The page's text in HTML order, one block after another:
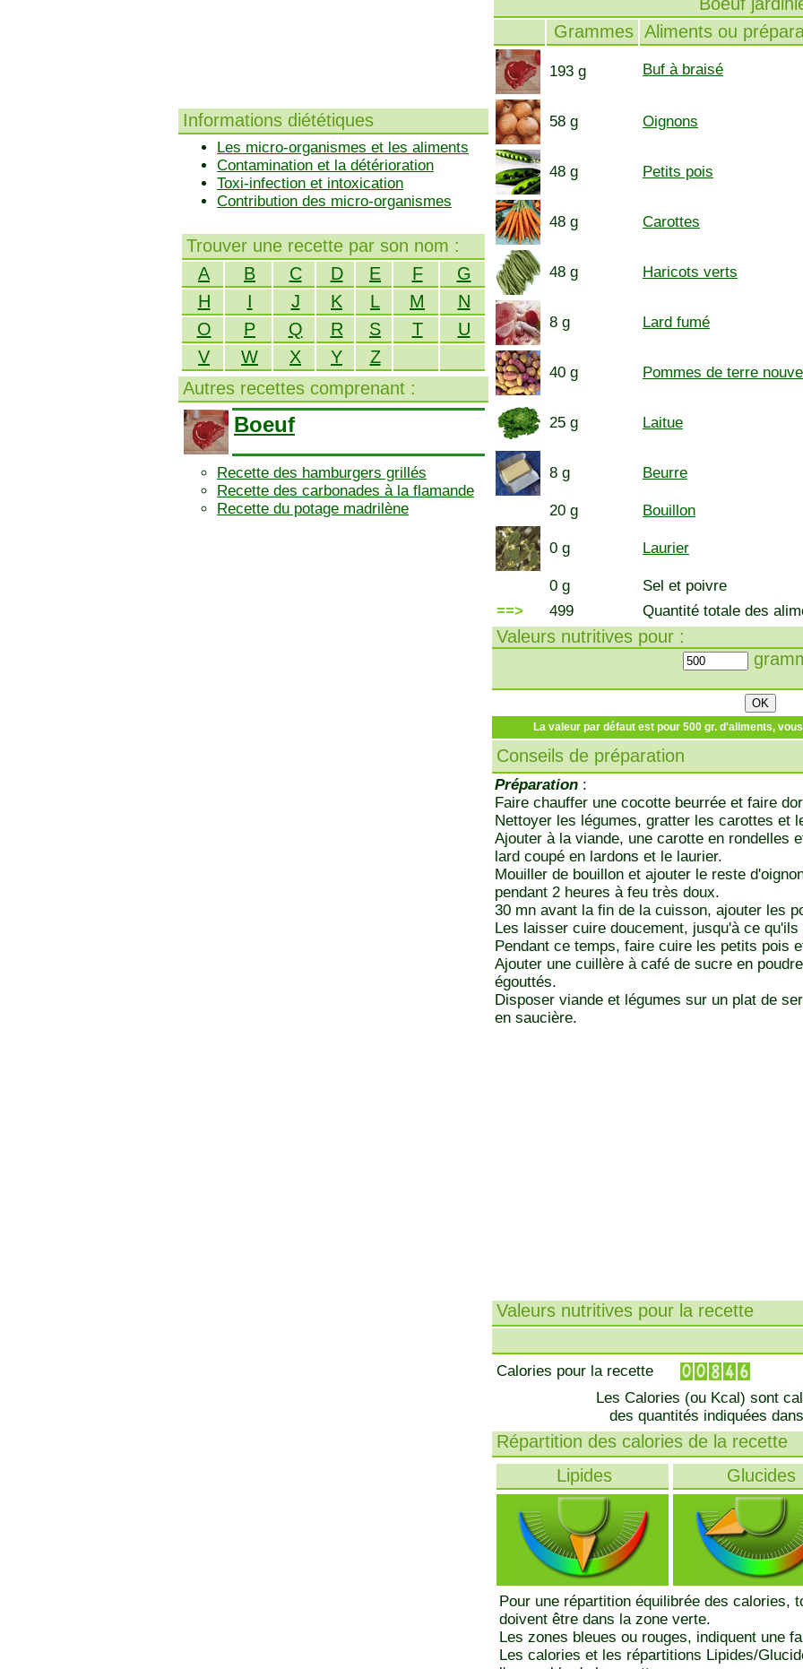
Informations diététiques
Les micro-organismes et les aliments
Contamination et la détérioration
Toxi-infection et intoxication
Contribution des micro-organismes
Trouver une recette par son nom :
A
B C D E F
G
H
I J K L M
N
O
P Q R S T
U
V
W X Y
Z
Autres recettes comprenant :
Boeuf
Recette des hamburgers grillés
Recette des carbonades à la flamande
Recette du potage madrilène
Grammes Aliments ou
193 g Buf à braisé
58 g Oignons
48 g Petits pois
48 g Carottes
48 g Haricots verts
8 g Lard fumé
40 g Pommes de terre
25 g Laitue
8 g Beurre
20 g Bouillon
0 g Laurier
0 g
Sel et poivre
==>
499 Quantité totale des
Valeurs nutritives pour :
La valeur par défaut est pour 500 gr. d'aliments,
Conseils de préparation
Préparation :
Faire chauffer une cocotte beurrée et faire
Nettoyer les légumes, gratter les carottes et
Ajouter à la viande, une carotte en rondelles
lard coupé en lardons et le laurier.
Mouiller de bouillon et ajouter le reste
pendant 2 heures à feu très doux.
30 mn avant la fin de la cuisson, ajouter les
Les laisser cuire doucement, jusqu'à ce
Pendant ce temps, faire cuire les petits pois
Ajouter une cuillère à café de sucre en
égouttés.
Disposer viande et légumes sur un plat de
en saucière.
Valeurs nutritives pour la recette
Calories pour la recette
Les Calories (ou Kcal) sont
des quantités indiquées
Répartition des calories de la recette
Lipides
Glucides
Pour une répartition équilibrée des calories,
doivent être dans la zone verte.
Les zones bleues ou rouges, indiquent une
Les calories et les répartitions Lipides/